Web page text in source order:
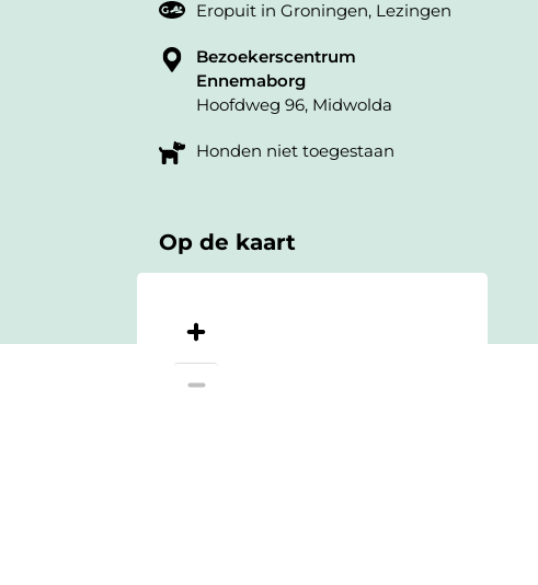
Eropuit in Groningen, Lezingen
Bezoekerscentrum
Ennemaborg
Hoofdweg 96, Midwolda
Honden niet toegestaan
Op de kaart